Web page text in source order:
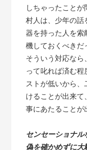
しちゃったことが
村人は、少年の
器を持った人を
機しておくべきだ
そういう対応なら
って叱れば済む
ストが低いから
けることが出来
事にあたることが
センセーショナ
偽を確かめずに大